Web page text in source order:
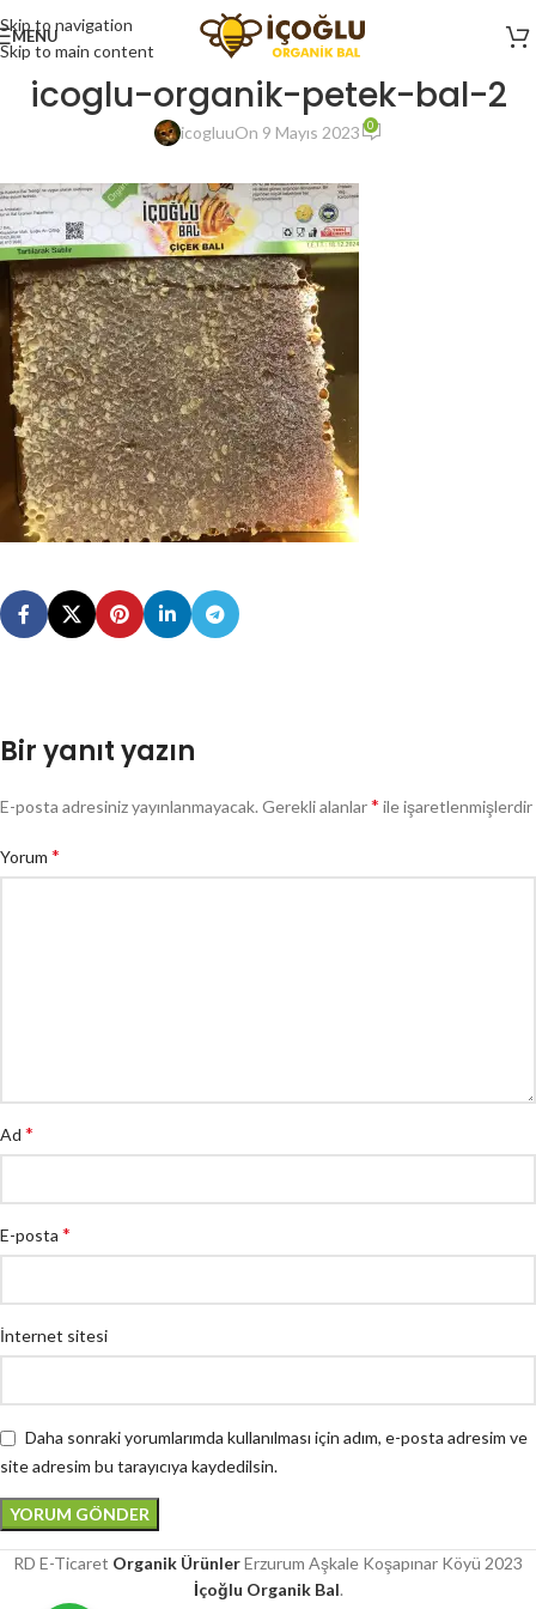
Skip to navigation
Skip to main content
MENU
icoglu-organik-petek-bal-2
icogluuOn 9 Mayıs 2023 0
Bir yanıt yazın
E-posta adresiniz yayınlanmayacak. Gerekli alanlar* ile işaretlenmişlerdir
Yorum *
Ad *
E-posta *
İnternet sitesi
Daha sonraki yorumlarımda kullanılması için adım, e-posta adresim ve
site adresim bu tarayıcıya kaydedilsin.
RD E-Ticaret Organik ÜrünlerErzurum Aşkale Koşapınar Köyü 2023
İçoğlu Organik Bal.